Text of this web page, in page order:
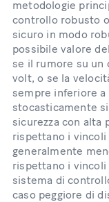
metodologie
controllo robusto
sicuro in modo
possibile valore
se il rumore su un
volt, o se la
sempre inferiore a
stocasticamente
sicurezza con alta
rispettano i vincoli
generalmente
rispettano i vincoli
sistema di
caso peggiore di